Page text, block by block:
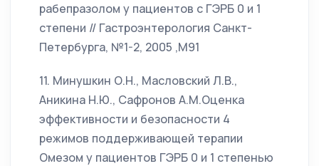
рабепразолом у пациентов с ГЭРБ 0 и 1
степени // Гастроэнтерология Санкт-
Петербурга, №1-2, 2005 ,М91
11. Минушкин О.Н., Масловский Л.В.,
Аникина Н.Ю., Сафронов А.М.Оценка
эффективности и безопасности 4
режимов поддерживающей терапии
Омезом у пациентов ГЭРБ 0 и 1 степенью